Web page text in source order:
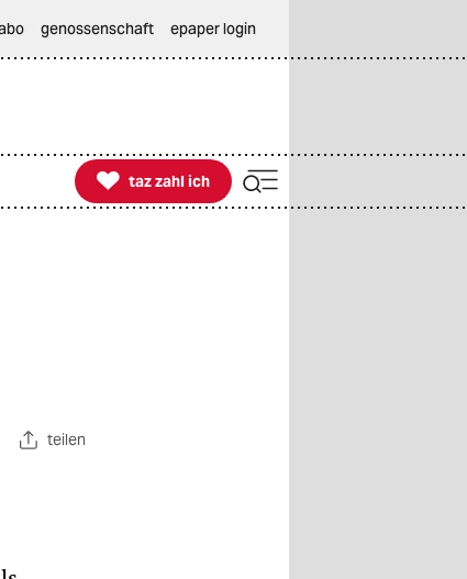
genossenschaft epaper login

taz zahl ich
taz zahl ich
teilen